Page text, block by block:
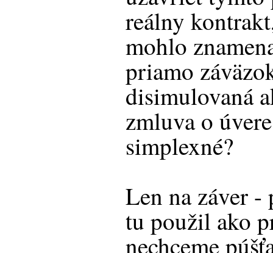
reálny
mohlo
priamo
disimulovaná
zmluva o
simplexné?
Len na záver -
tu použil ako
nechceme